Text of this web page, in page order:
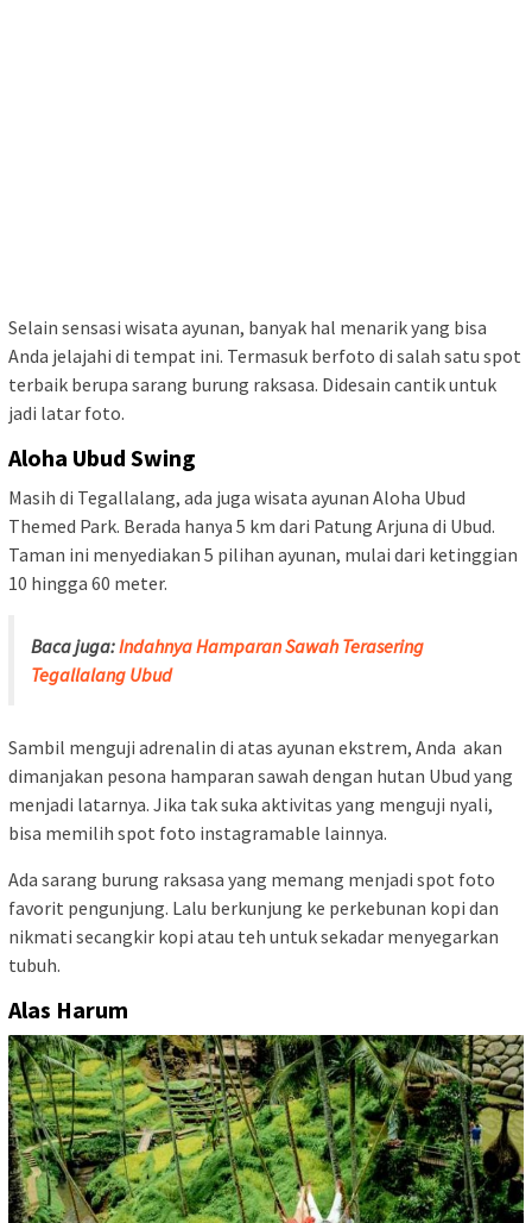
Selain sensasi wisata ayunan, banyak hal menarik yang bisa
Anda jelajahi di tempat ini. Termasuk berfoto di salah satu spot
terbaik berupa sarang burung raksasa. Didesain cantik untuk
jadi latar foto.
Aloha Ubud Swing
Masih di Tegallalang, ada juga wisata ayunan Aloha Ubud
Themed Park. Berada hanya 5 km dari Patung Arjuna di Ubud.
Taman ini menyediakan 5 pilihan ayunan, mulai dari ketinggian
10 hingga 60 meter.
Baca juga:Indahnya Hamparan Sawah Terasering
Tegallalang Ubud
Sambil menguji adrenalin di atas ayunan ekstrem, Anda akan
dimanjakan pesona hamparan sawah dengan hutan Ubud yang
menjadi latarnya. Jika tak suka aktivitas yang menguji nyali,
bisa memilih spot foto instagramable lainnya.
Ada sarang burung raksasa yang memang menjadi spot foto
favorit pengunjung. Lalu berkunjung ke perkebunan kopi dan
nikmati secangkir kopi atau teh untuk sekadar menyegarkan
tubuh.
Alas Harum